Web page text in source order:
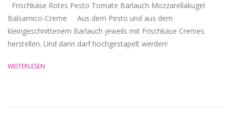
Frischkäse Rotes Pesto Tomate Bärlauch Mozzarellakugel
Balsamico-Creme Aus dem Pesto und aus dem
kleingeschnittenem Bärlauch jeweils mit Frischkäse Cremes
herstellen. Und dann darf hochgestapelt werden!
WEITERLESEN